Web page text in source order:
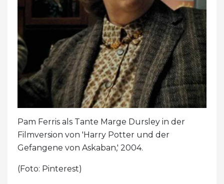
Pam Ferris als Tante Marge Dursley in der
Filmversion von 'Harry Potter und der
Gefangene von Askaban,' 2004.
(Foto: Pinterest)